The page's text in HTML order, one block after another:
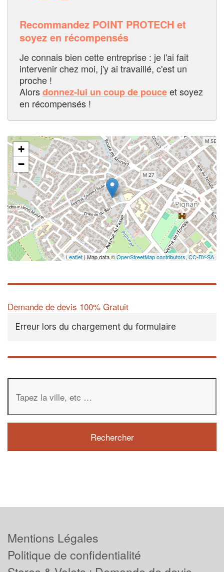
Recommandez POINT PROTECH et
soyez en récompensés
Je connais bien cette entreprise : je l'ai fait
intervenir chez moi, j'y ai travaillé, c'est un
proche !
Alorsdonnez-lui un coup de pouceet soyez
en récompensés !
+
−
Leaflet| Map data ©OpenStreetMap contributors,CC-BY-SA
Demande de devis 100% Gratuit
Erreur lors du chargement du formulaire
Mentions Légales
Politique de confidentialité